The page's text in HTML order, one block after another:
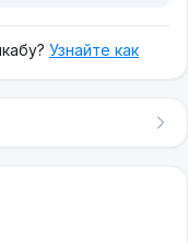
Узнайте как